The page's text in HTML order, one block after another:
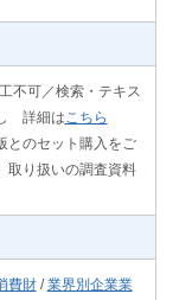
不可／検索・テキス
詳細は こちら
とのセット購入をご
取り扱いの調査資料
費財/業界別企業業